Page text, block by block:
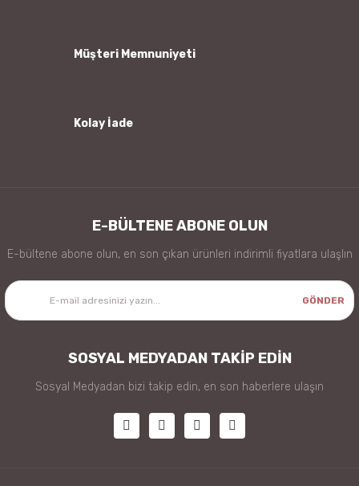
Müşteri Memnuniyeti
Kolay İade
E-BÜLTENE ABONE OLUN
E-bültene abone olun, en son çıkan ürünleri indirimli fiyatlara ulaşlın
GÖNDER
SOSYAL MEDYADAN TAKİP EDİN
Sosyal Medyadan bizi takip edin, en son haberlere ulaşın